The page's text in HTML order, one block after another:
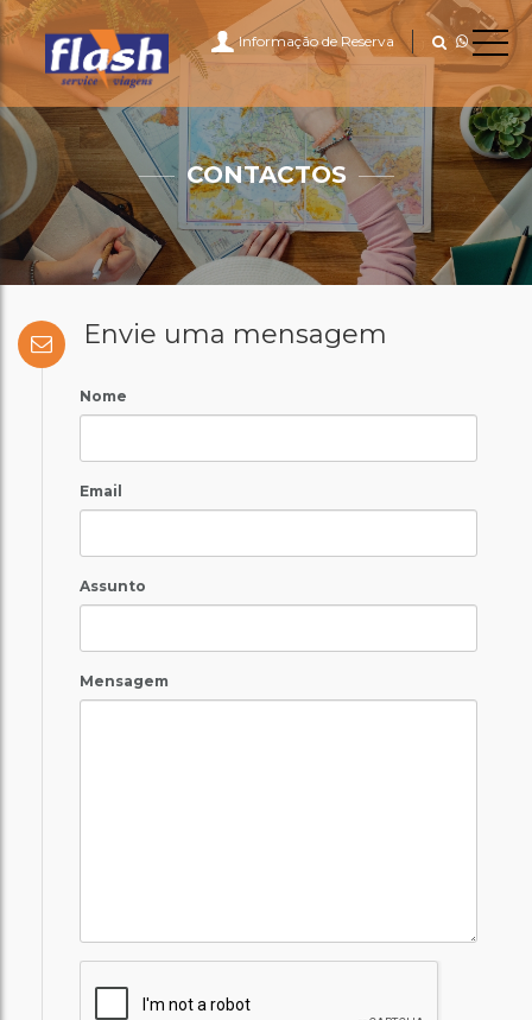
Informação de Reserva
CONTACTOS
Envie uma mensagem
Nome
Email
Assunto
Mensagem